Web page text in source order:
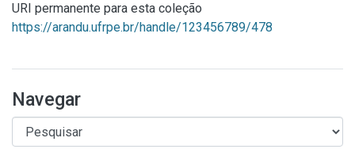
URI permanente para esta coleção
https://arandu.ufrpe.br/handle/123456789/478
Navegar